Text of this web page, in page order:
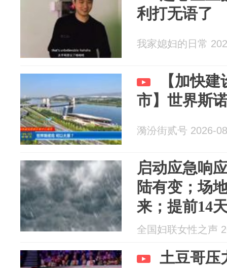
利打无语了
我家媳妇的日常
【加快
市】世界斯
漪汾街贰号 2026-
启动应急响
陆有变；场
来；提前14
航空公司发
全国妇联女性之声
土豆哥压